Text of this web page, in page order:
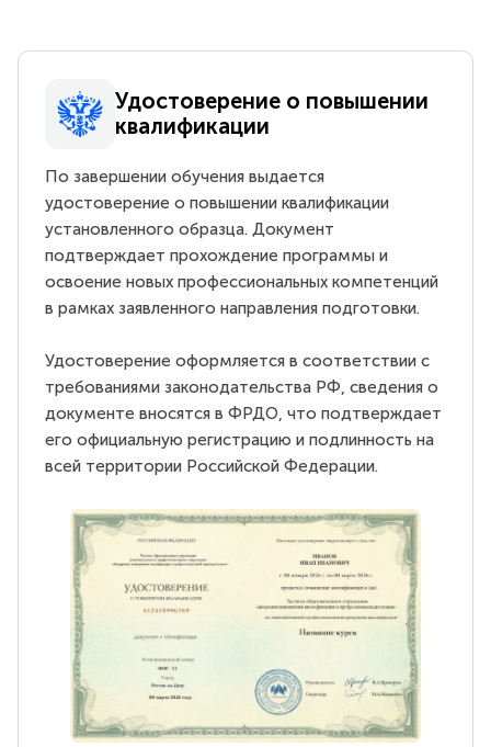
Удостоверение о повышении
квалификации
По завершении обучения выдается
удостоверение о повышении квалификации
установленного образца. Документ
подтверждает прохождение программы и
освоение новых профессиональных компетенций
в рамках заявленного направления подготовки.
Удостоверение оформляется в соответствии с
требованиями законодательства РФ, сведения о
документе вносятся в ФРДО, что подтверждает
его официальную регистрацию и подлинность на
всей территории Российской Федерации.